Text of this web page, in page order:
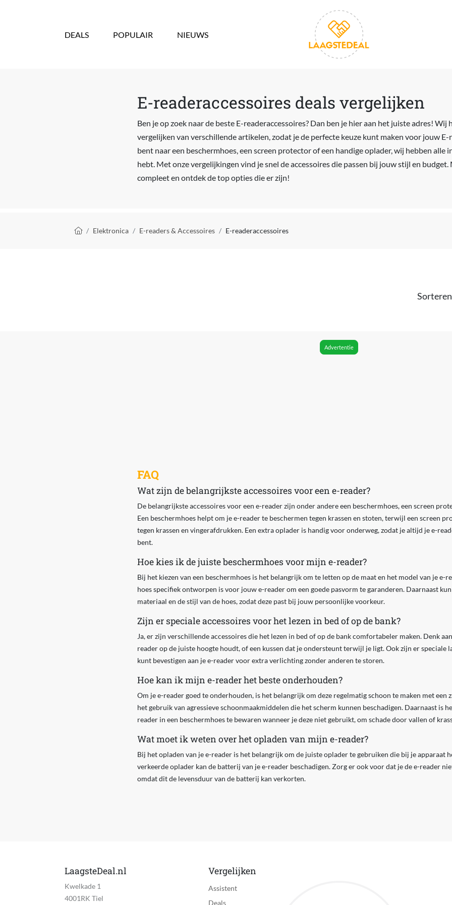
DEALS POPULAIR NIEUWS
E-readeraccessoires deals vergelijken
Ben je op zoek naar de beste E-readeraccessoires? Dan ben je hier aan het juiste adres! Wij
vergelijken van verschillende artikelen, zodat je de perfecte keuze kunt maken voor jouw E-
bent naar een beschermhoes, een screen protector of een handige oplader, wij hebben alle
hebt. Met onze vergelijkingen vind je snel de accessoires die passen bij jouw stijl en
compleet en ontdek de top opties die er zijn!
Kruimelpad
Elektronica E-readers & Accessoires E-readeraccessoires
Advertentie
FAQ
Wat zijn de belangrijkste accessoires voor een e-reader?
De belangrijkste accessoires voor een e-reader zijn onder andere een beschermhoes, een screen
Een beschermhoes helpt om je e-reader te beschermen tegen krassen en stoten, terwijl een screen
tegen krassen en vingerafdrukken. Een extra oplader is handig voor onderweg, zodat je altijd je e-
bent.
Hoe kies ik de juiste beschermhoes voor mijn e-reader?
Bij het kiezen van een beschermhoes is het belangrijk om te letten op de maat en het model van je e-
hoes specifiek ontworpen is voor jouw e-reader om een goede pasvorm te garanderen. Daarnaast
materiaal en de stijl van de hoes, zodat deze past bij jouw persoonlijke voorkeur.
Zijn er speciale accessoires voor het lezen in bed of op de bank?
Ja, er zijn verschillende accessoires die het lezen in bed of op de bank comfortabeler maken. Denk
reader op de juiste hoogte houdt, of een kussen dat je ondersteunt terwijl je ligt. Ook zijn er speciale
kunt bevestigen aan je e-reader voor extra verlichting zonder anderen te storen.
Hoe kan ik mijn e-reader het beste onderhouden?
Om je e-reader goed te onderhouden, is het belangrijk om deze regelmatig schoon te maken met een
het gebruik van agressieve schoonmaakmiddelen die het scherm kunnen beschadigen. Daarnaast is
reader in een beschermhoes te bewaren wanneer je deze niet gebruikt, om schade door vallen of
Wat moet ik weten over het opladen van mijn e-reader?
Bij het opladen van je e-reader is het belangrijk om de juiste oplader te gebruiken die bij je apparaat
verkeerde oplader kan de batterij van je e-reader beschadigen. Zorg er ook voor dat je de e-reader
omdat dit de levensduur van de batterij kan verkorten.
LaagsteDeal.nl
Kwelkade 1
4001RK Tiel
Vergelijken
Assistent
Deals